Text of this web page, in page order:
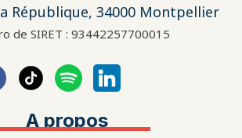
République, 34000 Montpellier
de SIRET : 93442257700015
A propos